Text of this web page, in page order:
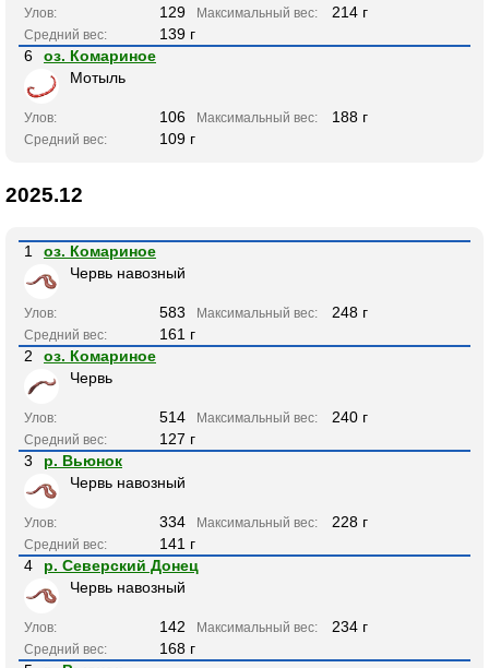
Улов: 129 Максимальный вес: 214 г
Средний вес:
139 г
6
оз. Комариное
Мотыль
Улов: 106 Максимальный вес: 188 г
Средний вес: 109 г
2025.12
1
оз. Комариное
Червь навозный
Улов: 583 Максимальный вес: 248 г
Средний вес:
161 г
2
оз. Комариное
Червь
Улов: 514 Максимальный вес: 240 г
Средний вес:
127 г
3
р. Вьюнок
Червь навозный
Улов: 334 Максимальный вес: 228 г
Средний вес:
141 г
4
р. Северский Донец
Червь навозный
Улов: 142 Максимальный вес: 234 г
Средний вес:
168 г